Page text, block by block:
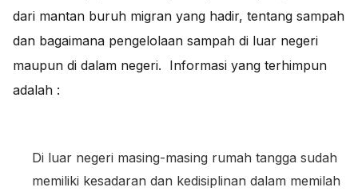
dari mantan buruh migran yang hadir, tentang sampah
dan bagaimana pengelolaan sampah di luar negeri
maupun di dalam negeri. Informasi yang terhimpun
adalah :
Di luar negeri masing-masing rumah tangga sudah
memiliki kesadaran dan kedisiplinan dalam memilah